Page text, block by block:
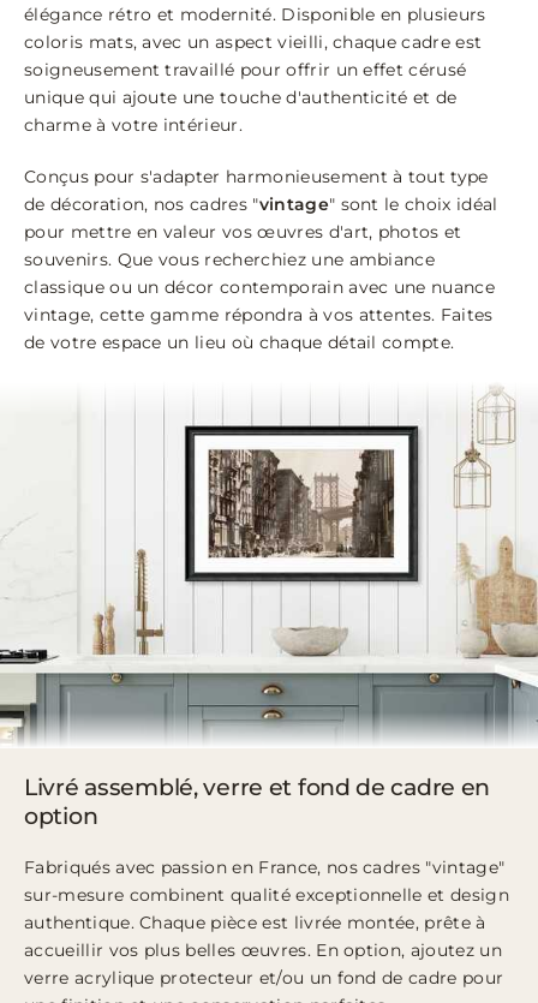
élégance rétro et modernité. Disponible en plusieurs
coloris mats, avec un aspect vieilli, chaque cadre est
soigneusement travaillé pour offrir un effet cérusé
unique qui ajoute une touche d'authenticité et de
charme à votre intérieur.
Conçus pour s'adapter harmonieusement à tout type
de décoration, nos cadres "vintage" sont le choix idéal
pour mettre en valeur vos œuvres d'art, photos et
souvenirs. Que vous recherchiez une ambiance
classique ou un décor contemporain avec une nuance
vintage, cette gamme répondra à vos attentes. Faites
de votre espace un lieu où chaque détail compte.
Livré assemblé, verre et fond de cadre en
option
Fabriqués avec passion en France, nos cadres "vintage"
sur-mesure combinent qualité exceptionnelle et design
authentique. Chaque pièce est livrée montée, prête à
accueillir vos plus belles œuvres. En option, ajoutez un
verre acrylique protecteur et/ou un fond de cadre pour